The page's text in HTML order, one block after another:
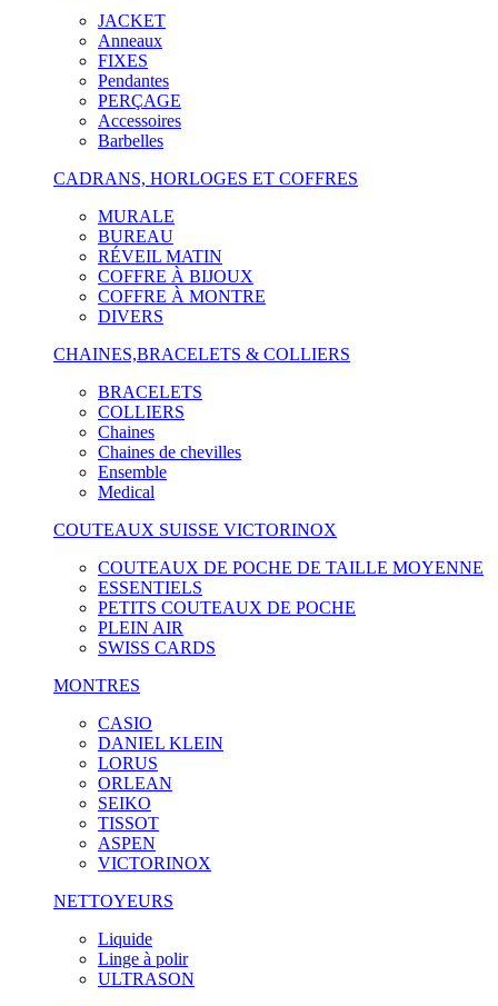
JACKET
Anneaux
FIXES
Pendantes
PERÇAGE
Accessoires
Barbelles
CADRANS, HORLOGES ET COFFRES
MURALE
BUREAU
RÉVEIL MATIN
COFFRE À BIJOUX
COFFRE À MONTRE
DIVERS
CHAINES,BRACELETS & COLLIERS
BRACELETS
COLLIERS
Chaines
Chaines de chevilles
Ensemble
Medical
COUTEAUX SUISSE VICTORINOX
COUTEAUX DE POCHE DE TAILLE MOYENNE
ESSENTIELS
PETITS COUTEAUX DE POCHE
PLEIN AIR
SWISS CARDS
MONTRES
CASIO
DANIEL KLEIN
LORUS
ORLEAN
SEIKO
TISSOT
ASPEN
VICTORINOX
NETTOYEURS
Liquide
Linge à polir
ULTRASON